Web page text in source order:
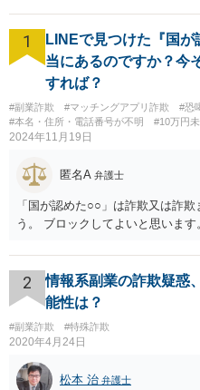
1
LINEで見つけた『国
当にあるのですか？今
すれば？
#副業詐欺 #マッチングアプリ詐欺
#恐
#本名・住所・電話番号が不明
#10万円
2024年11月19日
匿名A 弁護士
「国が認めた○○」は詐欺又は詐
う。 ブロックしてよいと思います
2
情報系副業の詐欺疑惑
能性は？
#副業詐欺 #特殊詐欺
2020年4月24日
松本 治 弁護士